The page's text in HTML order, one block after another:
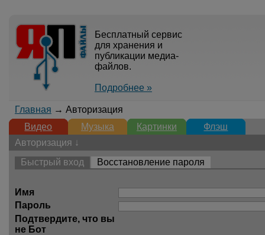
Бесплатный сервис
для хранения и
публикации медиа-
файлов.
Подробнее »
Главная → Авторизация
Видео
Музыка Картинки
Флэш
Авторизация ↓
Быстрый вход
Восстановление пароля
Имя
Пароль
Подтвердите, что вы
не Бот